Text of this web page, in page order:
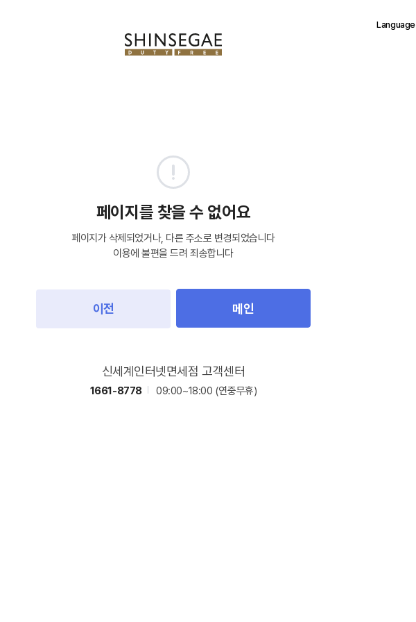
Language
페이지를 찾을 수 없어요
페이지가 삭제되었거나, 다른 주소로 변경되었습니다
이용에 불편을 드려 죄송합니다
이전 메인
신세계인터넷면세점 고객센터
1661-8778 09:00~18:00 (연중무휴)